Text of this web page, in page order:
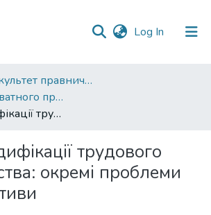
Log In (current)
004. Факультет правничих наук
Кафедра приватного права
Новації кодифікації трудового законодавства: окремі проблеми та перспективи
трудового
окремі проблеми